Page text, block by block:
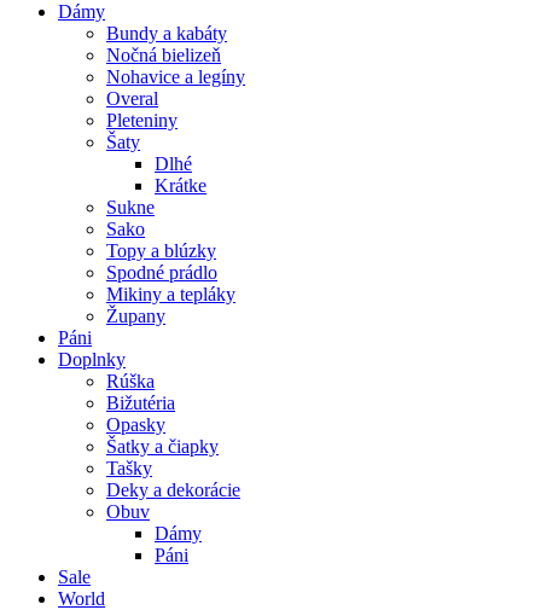
Dámy
Bundy a kabáty
Nočná bielizeň
Nohavice a legíny
Overal
Pleteniny
Šaty
Dlhé
Krátke
Sukne
Sako
Topy a blúzky
Spodné prádlo
Mikiny a tepláky
Župany
Páni
Doplnky
Rúška
Bižutéria
Opasky
Šatky a čiapky
Tašky
Deky a dekorácie
Obuv
Dámy
Páni
Sale
World